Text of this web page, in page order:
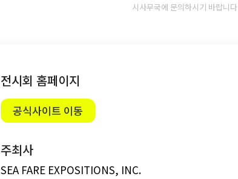
시사무국에 문의하시기 바랍니다
전시회 홈페이지
공식사이트 이동
주최사
SEA FARE EXPOSITIONS, INC.